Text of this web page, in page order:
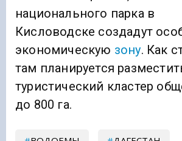
национального парка в
Кисловодске создадут
экономическую зону. Как
там планируется
туристический кластер
до 800 га.